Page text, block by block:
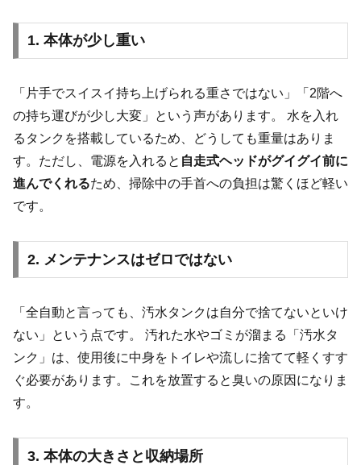
1. 本体が少し重い
「片手でスイスイ持ち上げられる重さではない」「2階へ
の持ち運びが少し大変」という声があります。 水を入れ
るタンクを搭載しているため、どうしても重量はありま
す。ただし、電源を入れると 自走式ヘッドがグイグイ前に
進んでくれるため、掃除中の手首への負担は驚くほど軽い
です。
2. メンテナンスはゼロではない
「全自動と言っても、汚水タンクは自分で捨てないといけ
ない」という点です。 汚れた水やゴミが溜まる「汚水タ
ンク」は、使用後に中身をトイレや流しに捨てて軽くすす
ぐ必要があります。これを放置すると臭いの原因になりま
す。
3. 本体の大きさと収納場所